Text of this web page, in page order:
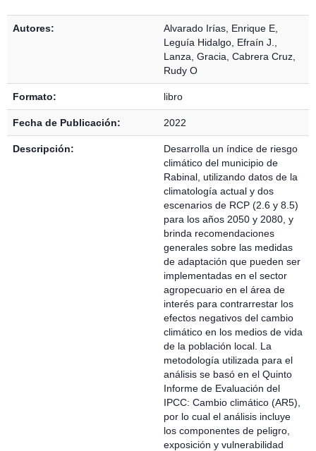
Autores: Alvarado Irías, Enrique E
Leguía Hidalgo, Efraín J.
Lanza, Gracia Cabrera Cruz,
Rudy O
Formato: libro
Fecha de Publicación: 2022
Descripción:
Desarrolla un índice de riesgo
climático del municipio de
Rabinal, utilizando datos de la
climatología actual y dos
escenarios de RCP (2.6 y 8.5)
para los años 2050 y 2080, y
brinda recomendaciones
generales sobre las medidas
de adaptación que pueden ser
implementadas en el sector
agropecuario en el área de
interés para contrarrestar los
efectos negativos del cambio
climático en los medios de vida
de la población local. La
metodología utilizada para el
análisis se basó en el Quinto
Informe de Evaluación del
IPCC: Cambio climático (AR5),
por lo cual el análisis incluye
los componentes de peligro,
exposición y vulnerabilidad